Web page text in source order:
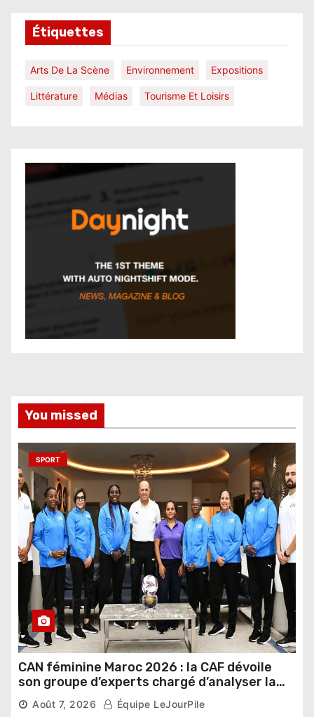
Étiquettes
Arts De La Scène Environnement Expositions
Littérature Médias Tourisme Et Loisirs
You missed
SPORT
CAN féminine Maroc 2026 : la CAF dévoile
son groupe d’experts chargé d’analyser la
compétition
Août 7, 2026 Équipe LeJourPile